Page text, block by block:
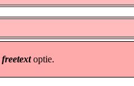
freetextoptie.